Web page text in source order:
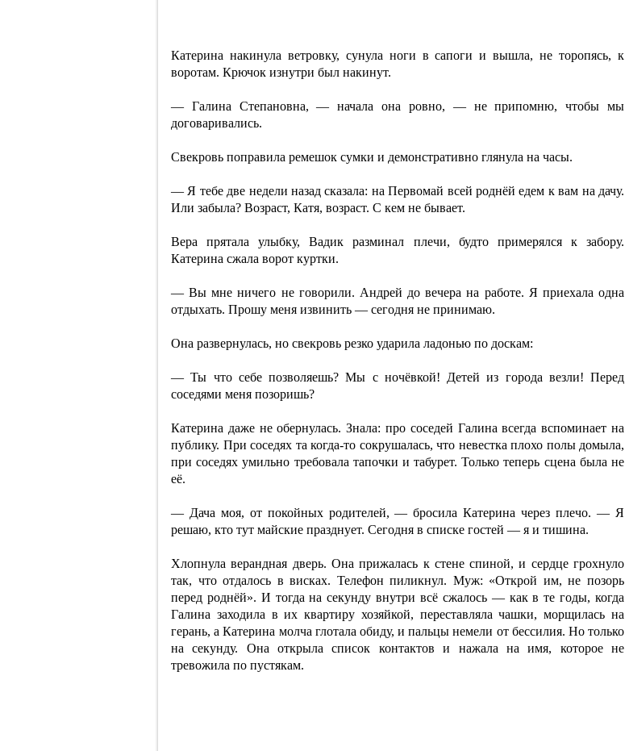
Катерина накинула ветровку, сунула ноги в сапоги и вышла, не торопясь, к
воротам. Крючок изнутри был накинут.
— Галина Степановна, — начала она ровно, — не припомню, чтобы мы
договаривались.
Свекровь поправила ремешок сумки и демонстративно глянула на часы.
— Я тебе две недели назад сказала: на Первомай всей роднёй едем к вам на дачу.
Или забыла? Возраст, Катя, возраст. С кем не бывает.
Вера прятала улыбку, Вадик разминал плечи, будто примерялся к забору.
Катерина сжала ворот куртки.
— Вы мне ничего не говорили. Андрей до вечера на работе. Я приехала одна
отдыхать. Прошу меня извинить — сегодня не принимаю.
Она развернулась, но свекровь резко ударила ладонью по доскам:
— Ты что себе позволяешь? Мы с ночёвкой! Детей из города везли! Перед
соседями меня позоришь?
Катерина даже не обернулась. Знала: про соседей Галина всегда вспоминает на
публику. При соседях та когда-то сокрушалась, что невестка плохо полы домыла,
при соседях умильно требовала тапочки и табурет. Только теперь сцена была не
её.
— Дача моя, от покойных родителей, — бросила Катерина через плечо. — Я
решаю, кто тут майские празднует. Сегодня в списке гостей — я и тишина.
Хлопнула верандная дверь. Она прижалась к стене спиной, и сердце грохнуло
так, что отдалось в висках. Телефон пиликнул. Муж: «Открой им, не позорь
перед роднёй». И тогда на секунду внутри всё сжалось — как в те годы, когда
Галина заходила в их квартиру хозяйкой, переставляла чашки, морщилась на
герань, а Катерина молча глотала обиду, и пальцы немели от бессилия. Но только
на секунду. Она открыла список контактов и нажала на имя, которое не
тревожила по пустякам.